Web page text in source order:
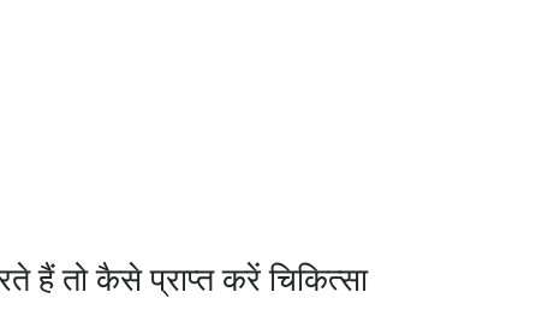
हैं तो कैसे प्राप्त करें चिकित्सा